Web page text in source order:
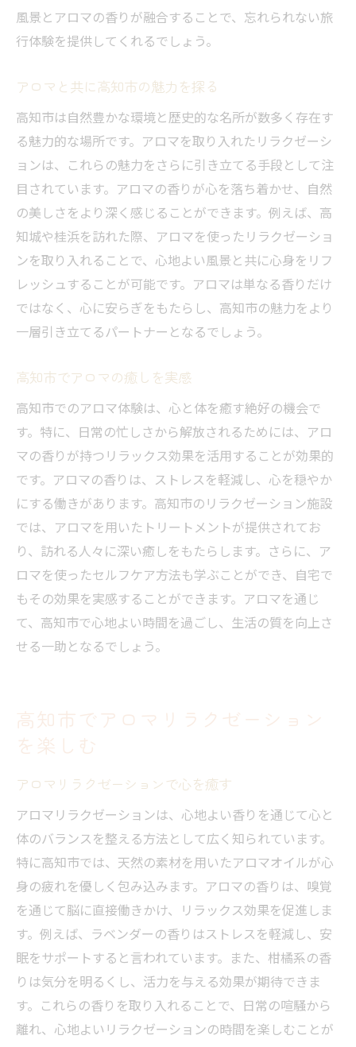
風景とアロマの香りが融合することで、忘れられない旅
行体験を提供してくれるでしょう。
アロマと共に高知市の魅力を探る
高知市は自然豊かな環境と歴史的な名所が数多く存在す
る魅力的な場所です。アロマを取り入れたリラクゼーシ
ョンは、これらの魅力をさらに引き立てる手段として注
目されています。アロマの香りが心を落ち着かせ、自然
の美しさをより深く感じることができます。例えば、高
知城や桂浜を訪れた際、アロマを使ったリラクゼーショ
ンを取り入れることで、心地よい風景と共に心身をリフ
レッシュすることが可能です。アロマは単なる香りだけ
ではなく、心に安らぎをもたらし、高知市の魅力をより
一層引き立てるパートナーとなるでしょう。
高知市でアロマの癒しを実感
高知市でのアロマ体験は、心と体を癒す絶好の機会で
す。特に、日常の忙しさから解放されるためには、アロ
マの香りが持つリラックス効果を活用することが効果的
です。アロマの香りは、ストレスを軽減し、心を穏やか
にする働きがあります。高知市のリラクゼーション施設
では、アロマを用いたトリートメントが提供されてお
り、訪れる人々に深い癒しをもたらします。さらに、ア
ロマを使ったセルフケア方法も学ぶことができ、自宅で
もその効果を実感することができます。アロマを通じ
て、高知市で心地よい時間を過ごし、生活の質を向上さ
せる一助となるでしょう。
高知市でアロマリラクゼーション
を楽しむ
アロマリラクゼーションで心を癒す
アロマリラクゼーションは、心地よい香りを通じて心と
体のバランスを整える方法として広く知られています。
特に高知市では、天然の素材を用いたアロマオイルが心
身の疲れを優しく包み込みます。アロマの香りは、嗅覚
を通じて脳に直接働きかけ、リラックス効果を促進しま
す。例えば、ラベンダーの香りはストレスを軽減し、安
眠をサポートすると言われています。また、柑橘系の香
りは気分を明るくし、活力を与える効果が期待できま
す。これらの香りを取り入れることで、日常の喧騒から
離れ、心地よいリラクゼーションの時間を楽しむことが